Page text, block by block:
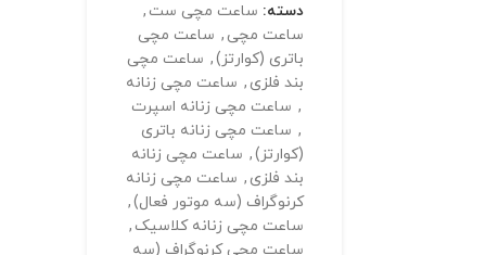
دسته: ساعت مچی ست ,
ساعت مچی , ساعت مچی
باتری (کوارتز), ساعت مچی
بند فلزی , ساعت مچی زنانه
, ساعت مچی زنانه اسپرت
, ساعت مچی زنانه باتری
(کوارتز), ساعت مچی زنانه
بند فلزی , ساعت مچی زنانه
کرنوگراف (سه موتور فعال),
ساعت مچی زنانه کلاسیک ,
ساعت مچی کرنوگراف (سه